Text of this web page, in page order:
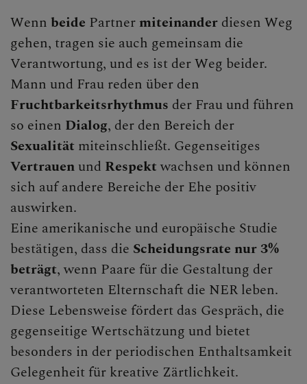
Wenn beide Partner miteinander diesen Weg
gehen, tragen sie auch gemeinsam die
Verantwortung, und es ist der Weg beider.
Mann und Frau reden über den
Fruchtbarkeitsrhythmus der Frau und führen
so einen Dialog, der den Bereich der
Sexualität miteinschließt. Gegenseitiges
Vertrauenund Respektwachsen und können
sich auf andere Bereiche der Ehe positiv
auswirken.
Eine amerikanische und europäische Studie
bestätigen, dass die Scheidungsrate nur 3%
beträgt, wenn Paare für die Gestaltung der
verantworteten Elternschaft die NER leben.
Diese Lebensweise fördert das Gespräch, die
gegenseitige Wertschätzung und bietet
besonders in der periodischen Enthaltsamkeit
Gelegenheit für kreative Zärtlichkeit.